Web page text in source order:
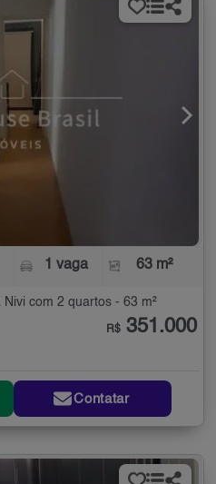
1 vaga 63 m²
com 2 quartos - 63 m²
R$ 351.000
Contatar